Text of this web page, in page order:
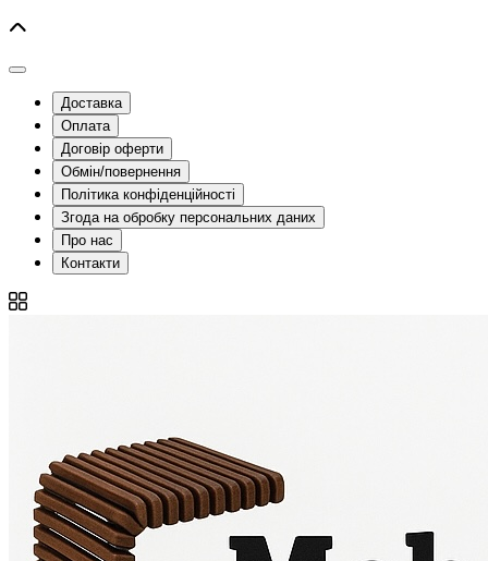
Доставка
Оплата
Договір оферти
Обмін/повернення
Політика конфіденційності
Згода на обробку персональних даних
Про нас
Контакти